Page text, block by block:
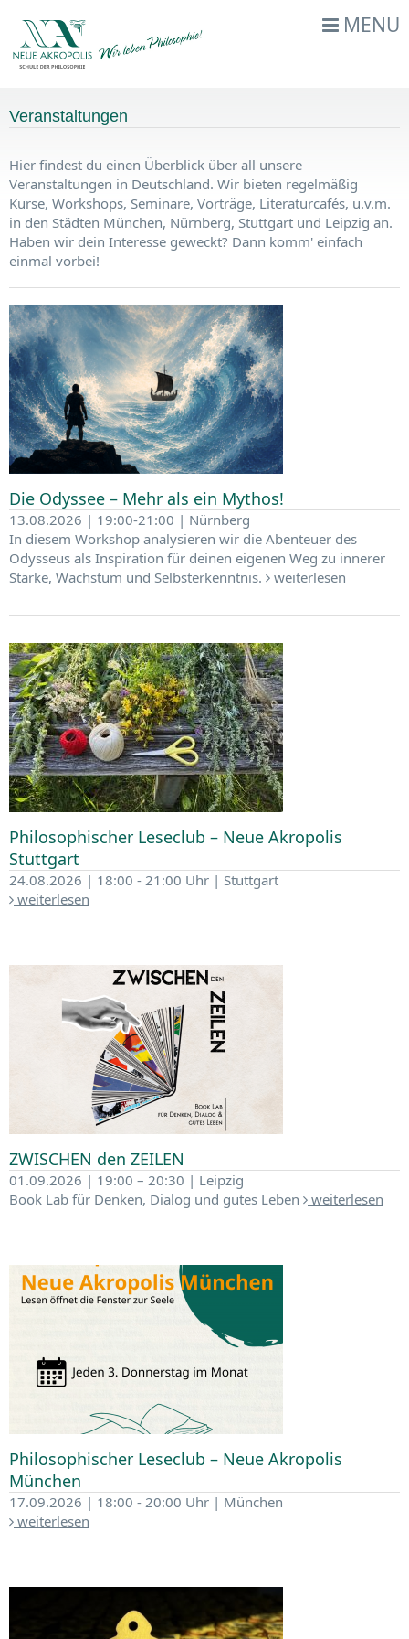
MENU
Veranstaltungen
Hier findest du einen Überblick über all unsere
Veranstaltungen in Deutschland. Wir bieten regelmäßig
Kurse, Workshops, Seminare, Vorträge, Literaturcafés, u.v.m.
in den Städten München, Nürnberg, Stuttgart und Leipzig an.
Haben wir dein Interesse geweckt? Dann komm' einfach
einmal vorbei!
Die Odyssee – Mehr als ein Mythos!
13.08.2026 | 19:00-21:00 | Nürnberg
In diesem Workshop analysieren wir die Abenteuer des
Odysseus als Inspiration für deinen eigenen Weg zu innerer
Stärke, Wachstum und Selbsterkenntnis.
weiterlesen
Philosophischer Leseclub – Neue Akropolis
Stuttgart
24.08.2026 | 18:00 - 21:00 Uhr | Stuttgart
weiterlesen
ZWISCHEN den ZEILEN
01.09.2026 | 19:00 – 20:30 | Leipzig
Book Lab für Denken, Dialog und gutes Leben
weiterlesen
Philosophischer Leseclub – Neue Akropolis
München
17.09.2026 | 18:00 - 20:00 Uhr | München
weiterlesen